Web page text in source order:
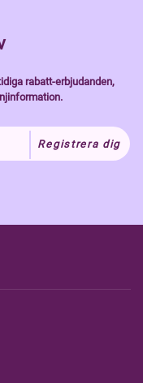
rabatt-erbjudanden,
Registrera dig